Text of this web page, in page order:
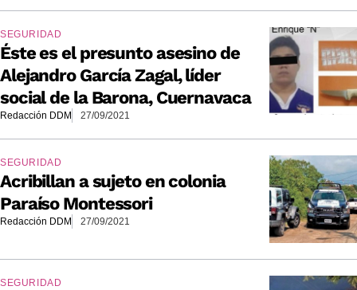
SEGURIDAD
Éste es el presunto asesino de
Alejandro García Zagal, líder
social de la Barona, Cuernavaca
Redacción DDM 27/09/2021
SEGURIDAD
Acribillan a sujeto en colonia
Paraíso Montessori
Redacción DDM 27/09/2021
SEGURIDAD